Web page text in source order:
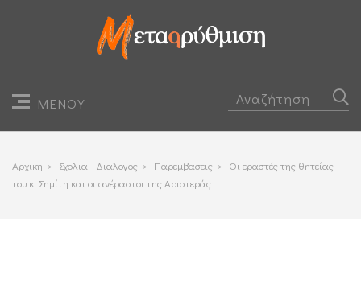
ΜΕΝΟΥ
Αρχικη > Σχολια - Διαλογος > Παρεμβασεις > Οι εραστές της θητείας
του κ. Σημίτη και οι ανέραστοι της Αριστεράς